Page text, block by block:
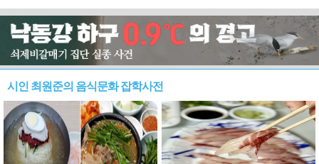
시인 최원준의 음식문화 잡학사전